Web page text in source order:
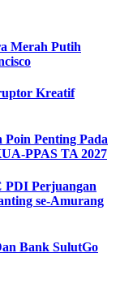
Merah Putih
Kreatif
Poin Penting Pada
PPAS TA 2027
PDI Perjuangan
se-Amurang
Bank SulutGo